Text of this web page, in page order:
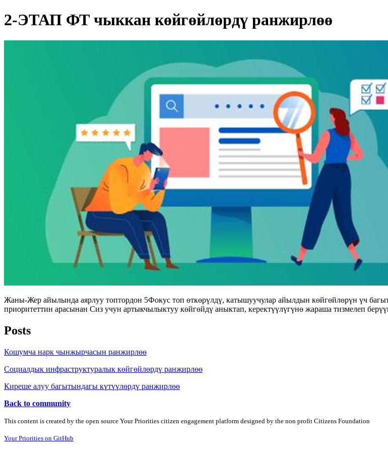
2-ЭТАП ФТ чыккан көйгөйлөрдү ранжирлөө
Жаны-Жер айылында аярлуу топтордон 5Фокус топ өткөрүлдү, катышуучулар айылдын көйгөйлөрүн үч
приоритеттин арасынан Сиз учун артыкчылыктуу көйгөйдү аныктап, керектүүлүгүнө жараша тизмелеп
Posts
Кошумча нарк чынжырчасын ранжирлөө
Социалдык инфраструктуралык көйгөйлөрдү ранжирлөө
Киреше алуу багытындагы күтүүлөрдү ранжирлөө
Back to community
This content is created by the open source Your Priorities citizen engagement platform designed by the non profit Citizens Foundation
Your Priorities on GitHub